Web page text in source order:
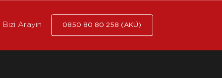
Bizi Arayın 0850 80 80 258 (AKÜ)